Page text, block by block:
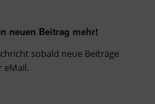
neuen Beitrag mehr!
sobald neue Beiträge
eMail.